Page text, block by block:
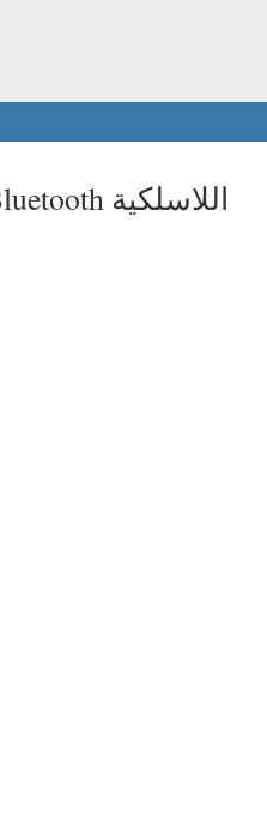
تقنية Bluetooth اللاسلكية